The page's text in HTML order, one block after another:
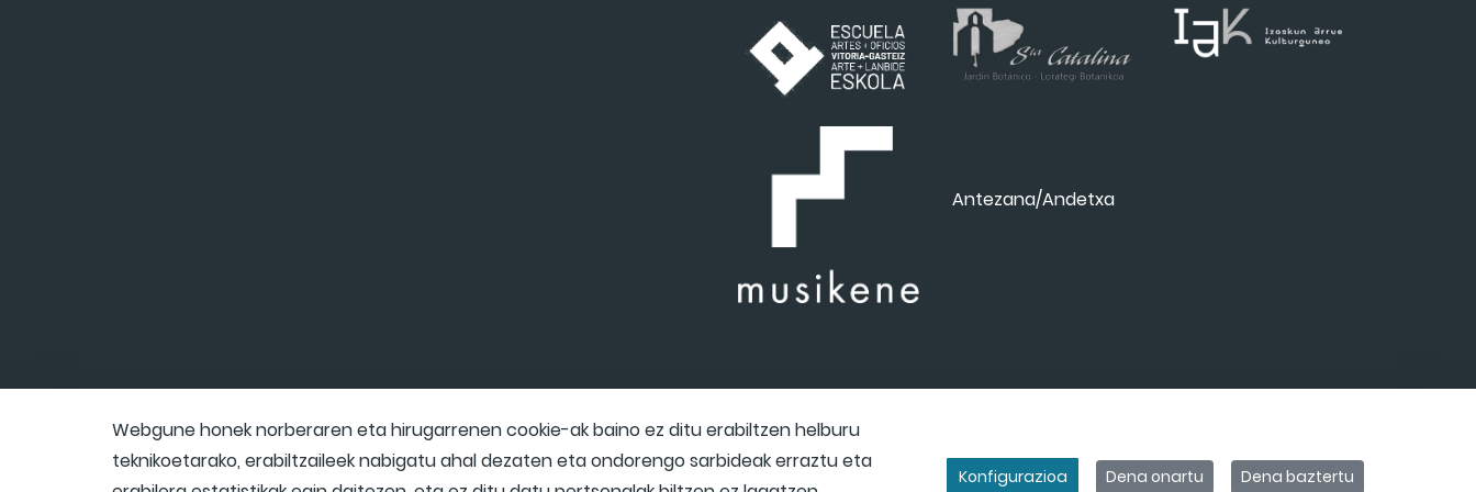
Antezana/Andetxa
Webgune honek norberaren eta hirugarrenen cookie-ak baino ez ditu erabiltzen helburu
teknikoetarako, erabiltzaileek nabigatu ahal dezaten eta ondorengo sarbideak erraztu eta
Konfigurazioa Dena onartu Dena baztertu